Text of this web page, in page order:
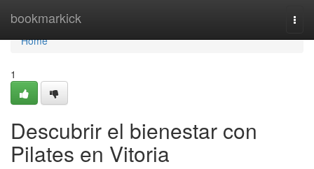
bookmarkick
Home
Home
1
Descubrir el bienestar con
Pilates en Vitoria